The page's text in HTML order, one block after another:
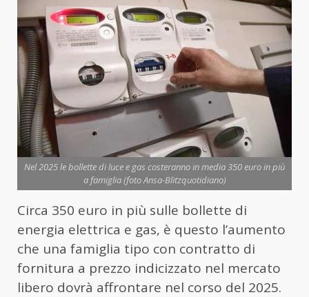
Nel 2025 le bollette di luce e gas costeranno in media 350 euro in più
a famiglia (foto Ansa-Blitzquotidiano)
Circa 350 euro in più sulle bollette di
energia elettrica e gas, è questo l’aumento
che una famiglia tipo con contratto di
fornitura a prezzo indicizzato nel mercato
libero dovrà affrontare nel corso del 2025.